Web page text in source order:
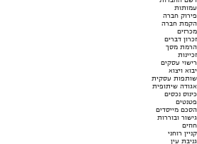
עמותות
פירוק חברה
הקמת חברה
מכרזים
זכרון דברים
הרמת מסך
זכיינות
רישוי עסקים
יבוא ויצוא
שותפות עסקית
אגודה שיתופית
כינוס נכסים
פטנטים
הסכם מייסדים
גישור ובוררות
חוזים
קניין רוחני
גניבת עין